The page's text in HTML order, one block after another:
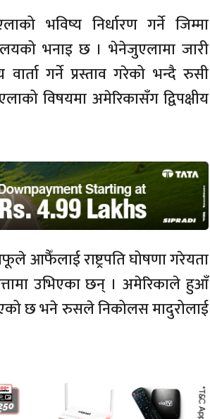
भविष्य निर्धारण गर्ने जिम्मा
भनाइ छ । भेनेजुएलामा जारी
गर्ने प्रस्ताव गरेको भन्दै रुसी
विषयमा अमेरिकासँग द्विपक्षीय
आफैँलाई राष्ट्रपति घोषणा गरेयता
उभिएका छन् । अमेरिकाले हुआँ
छ भने रुसले निकोलस मादुरोलाई